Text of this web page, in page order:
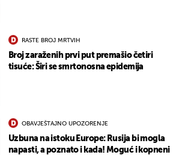
RASTE BROJ MRTVIH
Broj zaraženih prvi put premašio četiri
tisuće: Širi se smrtonosna epidemija
OBAVJEŠTAJNO UPOZORENJE
Uzbuna na istoku Europe: Rusija bi mogla
napasti, a poznato i kada! Moguć i kopneni